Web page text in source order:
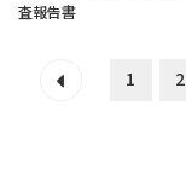
査報告書
1 2